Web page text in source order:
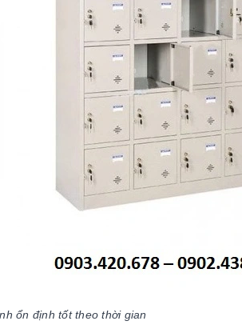
ổn định tốt theo thời gian